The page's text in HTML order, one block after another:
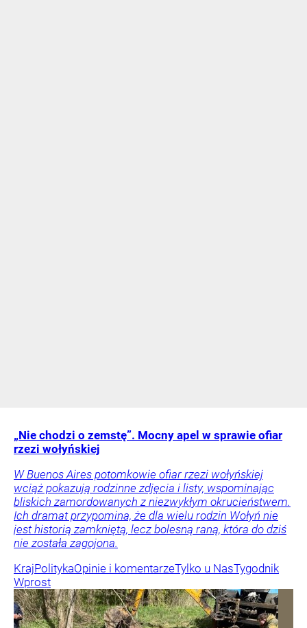
„Nie chodzi o zemstę”. Mocny apel w sprawie ofiar
rzezi wołyńskiej
W Buenos Aires potomkowie ofiar rzezi wołyńskiej
wciąż pokazują rodzinne zdjęcia i listy, wspominając
bliskich zamordowanych z niezwykłym okrucieństwem.
Ich dramat przypomina, że dla wielu rodzin Wołyń nie
jest historią zamkniętą, lecz bolesną raną, która do dziś
nie została zagojona.
KrajPolitykaOpinie i komentarzeTylko u NasTygodnik
Wprost